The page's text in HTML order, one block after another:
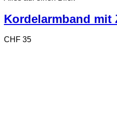
Kordelarmband mit
CHF 35